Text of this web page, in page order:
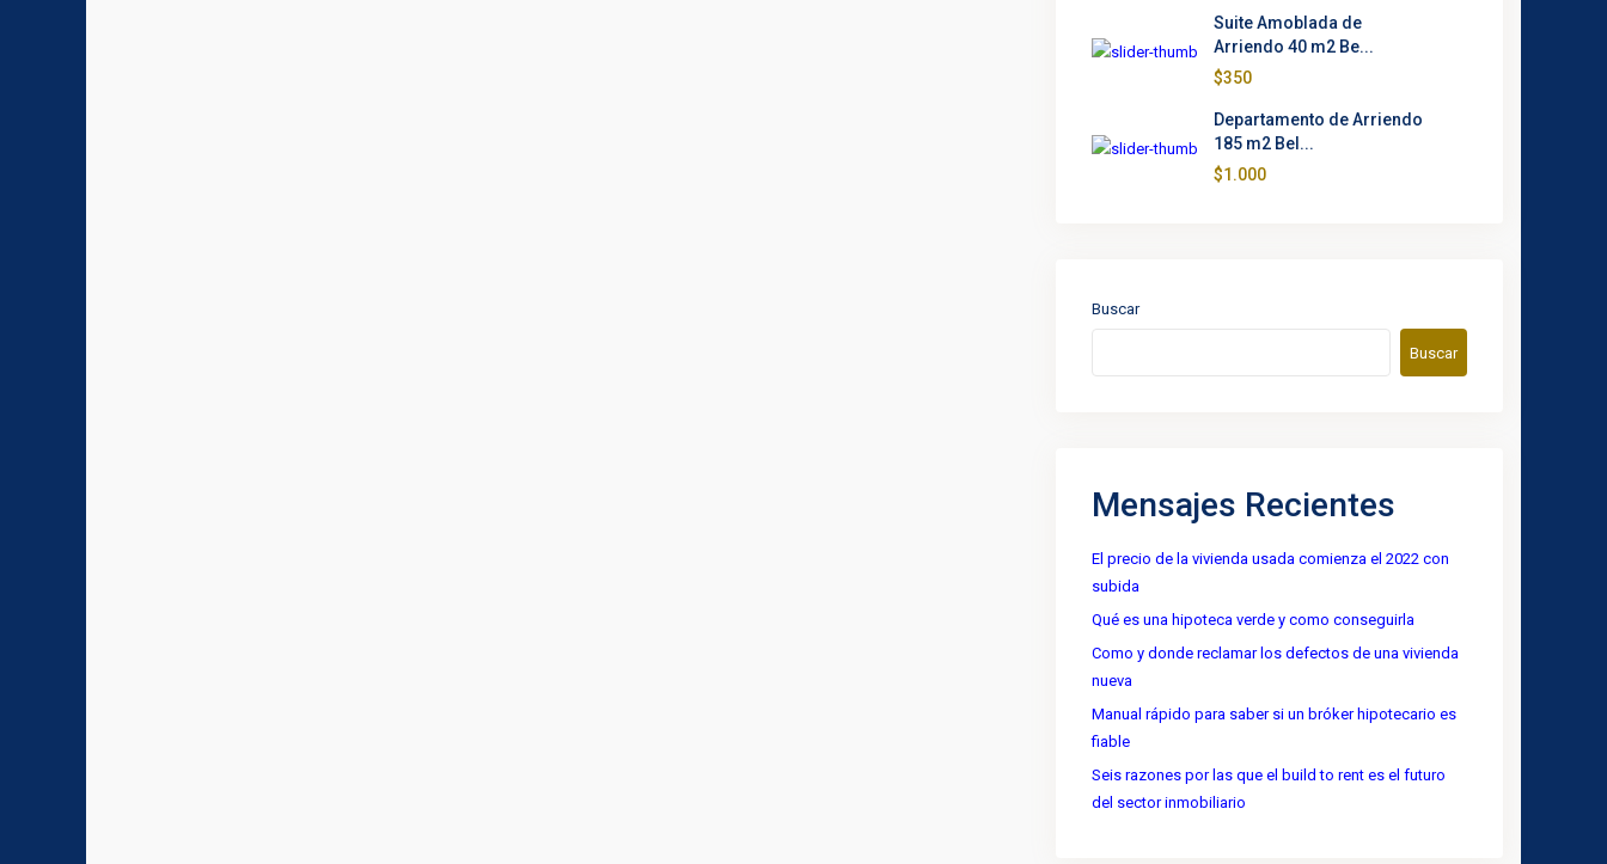
Suite Amoblada de
Arriendo 40 m2 Be...
$350
Departamento de Arriendo
185 m2 Bel...
$1.000
Buscar
Buscar
Mensajes Recientes
El precio de la vivienda usada comienza el 2022 con
subida
Qué es una hipoteca verde y como conseguirla
Como y donde reclamar los defectos de una vivienda
nueva
Manual rápido para saber si un bróker hipotecario es
fiable
Seis razones por las que el build to rent es el futuro
del sector inmobiliario